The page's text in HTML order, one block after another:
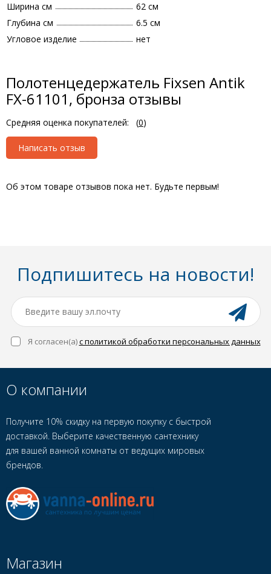
Ширина см
62 см
Глубина см
6.5 см
Угловое изделие
нет
Полотенцедержатель Fixsen Antik
FX-61101, бронза отзывы
Средняя оценка покупателей: (0)
Написать отзыв
Об этом товаре отзывов пока нет. Будьте первым!
Подпишитесь на новости!
Я согласен(a)с политикой обработки персональных данных
О компании
Получите 10% скидку на первую покупку с быстрой
доставкой. Выберите качественную сантехнику
для вашей ванной комнаты от ведущих мировых
брендов.
Магазин